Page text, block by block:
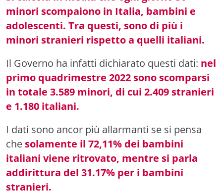
minori scompaiono in Italia, bambini e
adolescenti. Tra questi, sono di più i
minori stranieri rispetto a quelli italiani.
Il Governo ha infatti dichiarato questi dati: nel
primo quadrimestre 2022 sono scomparsi
in totale 3.589 minori, di cui 2.409 stranieri
e 1.180 italiani.
I dati sono ancor più allarmanti se si pensa
che solamente il 72,11% dei bambini
italiani viene ritrovato, mentre si parla
addirittura del 31.17% per i bambini
stranieri.